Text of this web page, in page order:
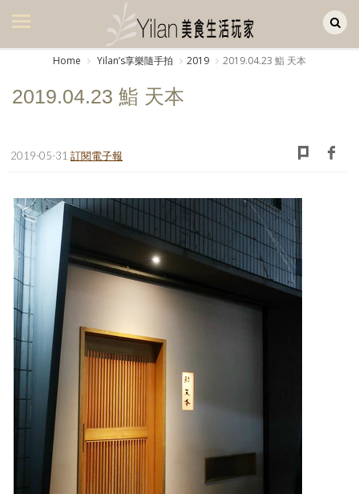
美食集
生活風
書房集
日記簿
餐桌週記
享樂隨手拍
照相簿
影音區
創意出版服務
Home Yilanʼs享樂隨手拍 2019 2019.04.23 鮨 天本
2019.04.23 鮨 天本
2019-05-31 訂閱電子報